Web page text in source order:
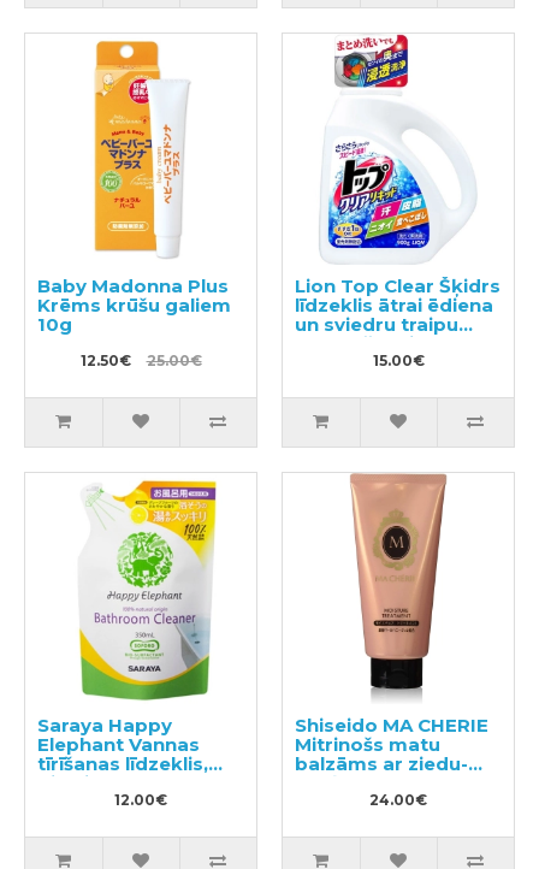
Baby Madonna Plus
Krēms krūšu galiem
10g
12.50€ 25.00€
Lion Top Clear Šķidrs
līdzeklis ātrai ēdiena
un sviedru traipu
noņemšanai 900g
15.00€
Saraya Happy
Elephant Vannas
tīrīšanas līdzeklis,
pildviela 350ml
12.00€
Shiseido MA CHERIE
Mitrinošs matu
balzāms ar ziedu-
augļu aromātu 180g
24.00€